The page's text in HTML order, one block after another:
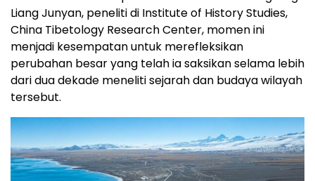
Liang Junyan, peneliti di Institute of History Studies,
China Tibetology Research Center, momen ini
menjadi kesempatan untuk merefleksikan
perubahan besar yang telah ia saksikan selama lebih
dari dua dekade meneliti sejarah dan budaya wilayah
tersebut.